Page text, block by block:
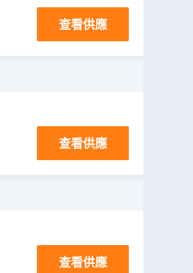
查看供應
查看供應
查看供應